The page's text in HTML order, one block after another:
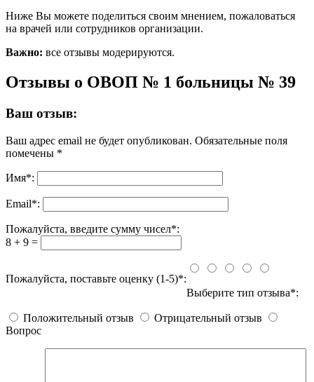
Ниже Вы можете поделиться своим мнением, пожаловаться
на врачей или сотрудников организации.
Важно: все отзывы модерируются.
Отзывы о ОВОП № 1 больницы № 39
Ваш отзыв:
Ваш адрес email не будет опубликован. Обязательные поля
помечены *
Имя*:
Email*:
Пожалуйста, введите сумму чисел*:
8 + 9 =
Пожалуйста, поставьте оценку (1-5)*:
Выберите тип отзыва*:
Положительный отзыв
Отрицательный отзыв
Вопрос